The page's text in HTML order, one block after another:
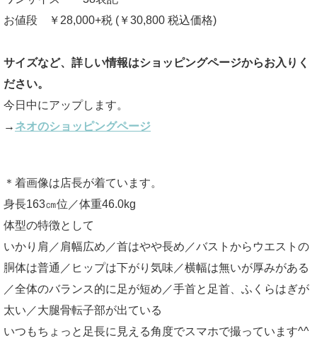
お値段 ￥28,000+税 (￥30,800 税込価格)
サイズなど、詳しい情報はショッピングページからお入りく
ださい。
今日中にアップします。
→ ネオのショッピングページ
＊着画像は店長が着ています。
身長163㎝位／体重46.0kg
体型の特徴として
いかり肩／肩幅広め／首はやや長め／バストからウエストの
胴体は普通／ヒップは下がり気味／横幅は無いが厚みがある
／全体のバランス的に足が短め／手首と足首、ふくらはぎが
太い／大腿骨転子部が出ている
いつもちょっと足長に見える角度でスマホで撮っています^^